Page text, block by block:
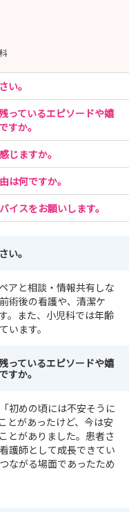
い。
っているエピソードや嬉
すか。
じますか。
は何ですか。
イスをお願いします。
い。
アと相談・情報共有しな
術後の看護や、清潔ケ
。また、小児科では年齢
います。
っているエピソードや嬉
すか。
初めの頃には不安そうに
とがあったけど、今は安
とがありました。患者さ
護師として成長できてい
ながる場面であったため